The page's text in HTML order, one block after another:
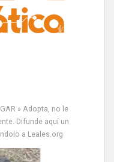
» Adopta, no le
Difunde aquí un
a Leales.org